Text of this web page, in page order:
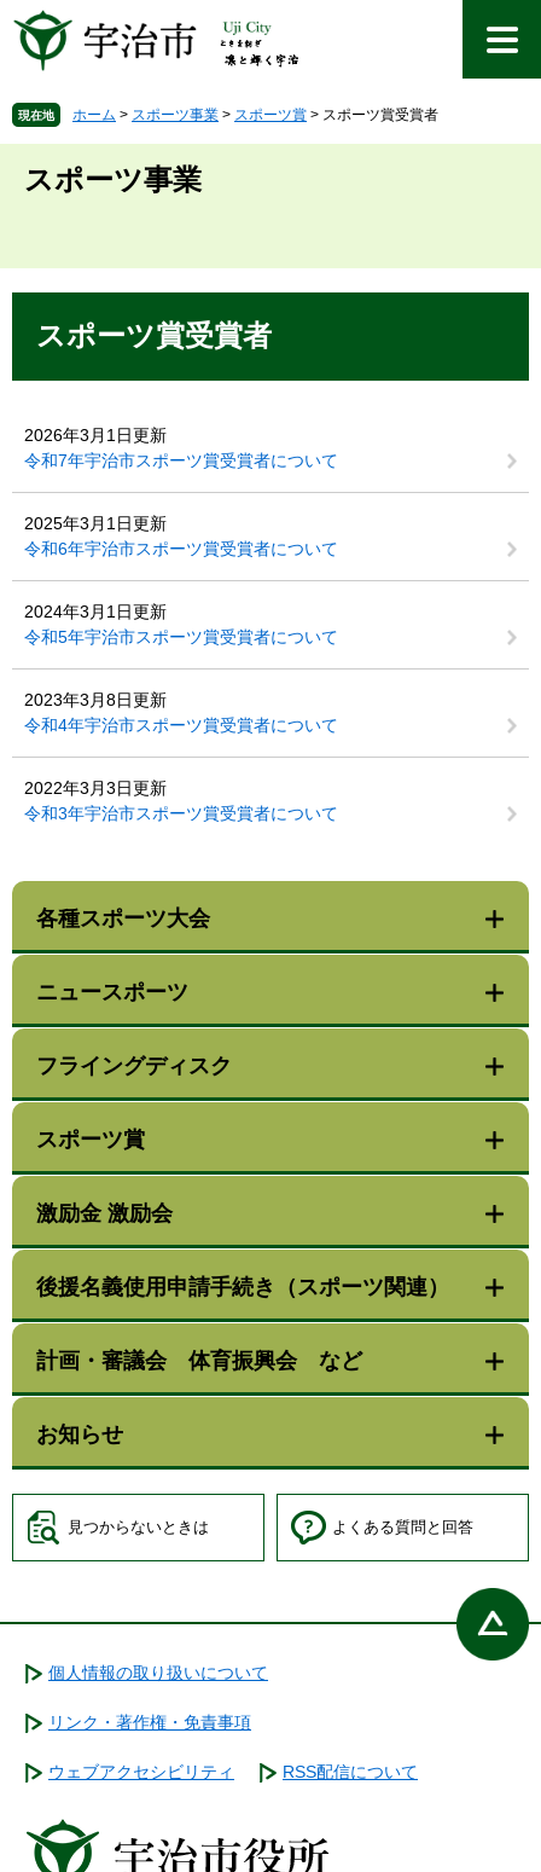
先を
文
へ
現在地 ホーム > スポーツ事業 > スポーツ賞 > スポーツ賞受賞者
スポーツ事業
スポーツ賞受賞者
2026年3月1日更新
令和7年宇治市スポーツ賞受賞者について
2025年3月1日更新
令和6年宇治市スポーツ賞受賞者について
2024年3月1日更新
令和5年宇治市スポーツ賞受賞者について
2023年3月8日更新
令和4年宇治市スポーツ賞受賞者について
2022年3月3日更新
令和3年宇治市スポーツ賞受賞者について
各種スポーツ大会
ニュースポーツ
フライングディスク
スポーツ賞
激励金 激励会
後援名義使用申請手続き（スポーツ関連）
計画・審議会 体育振興会 など
お知らせ
見つからないときは よくある質問と回答
個人情報の取り扱いについて
リンク・著作権・免責事項
ウェブアクセシビリティ RSS配信について